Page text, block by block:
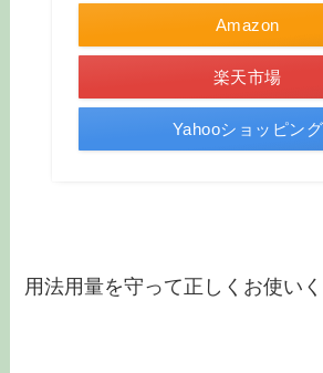
Amazon
楽天市場
Yahooショッピング
用法用量を守って正しくお使いく